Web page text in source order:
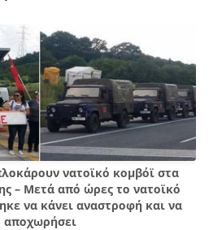
νατοϊκό κομβόϊ στα
– Μετά από ώρες το νατοϊκό
να κάνει αναστροφή και να
αποχωρήσει